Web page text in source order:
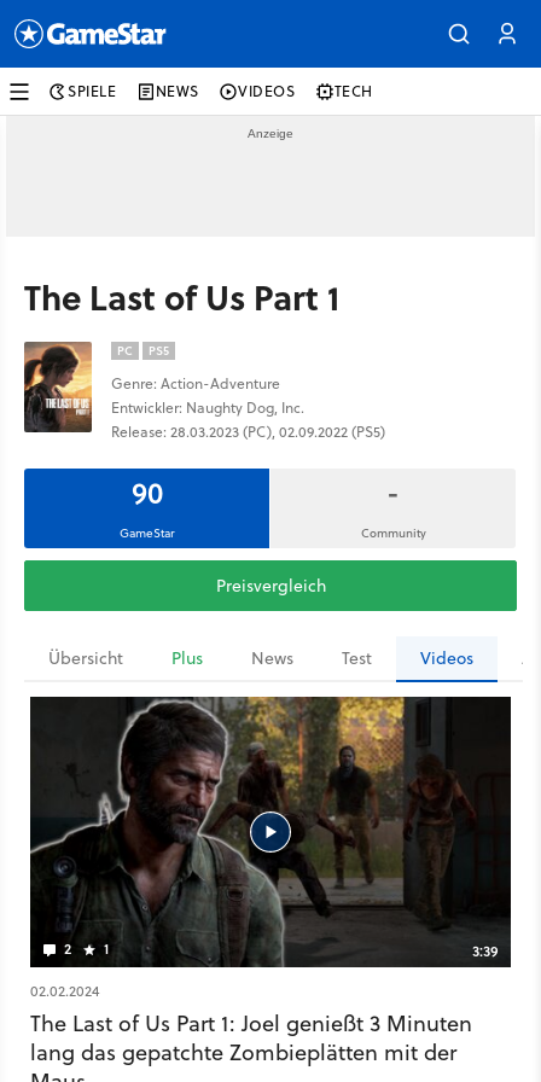
SPIELE NEWS VIDEOS TECH
The Last of Us Part 1
PC PS5
Genre: Action-Adventure
Entwickler: Naughty Dog, Inc.
Release: 28.03.2023 (PC), 02.09.2022 (PS5)
90
GameStar
-
Community
Preisvergleich
Übersicht Plus News Test Videos
2 1
3:39
02.02.2024
The Last of Us Part 1: Joel genießt 3 Minuten
lang das gepatchte Zombieplätten mit der